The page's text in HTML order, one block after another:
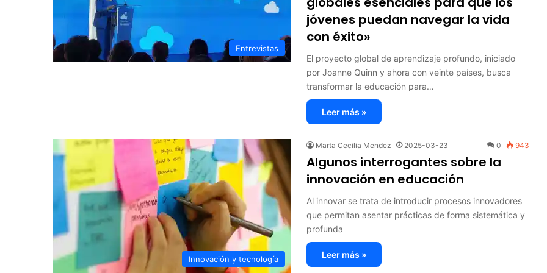
Entrevistas
jóvenes puedan navegar la vida
con éxito»
El proyecto global de aprendizaje profundo, iniciado
por Joanne Quinn y ahora con veinte países, busca
transformar la educación para…
Leer más »
Innovación y tecnología
Marta Cecilia Mendez 2025-03-23 0 943
Algunos interrogantes sobre la
innovación en educación
Al innovar se trata de introducir procesos innovadores
que permitan asentar prácticas de forma sistemática y
profunda
Leer más »